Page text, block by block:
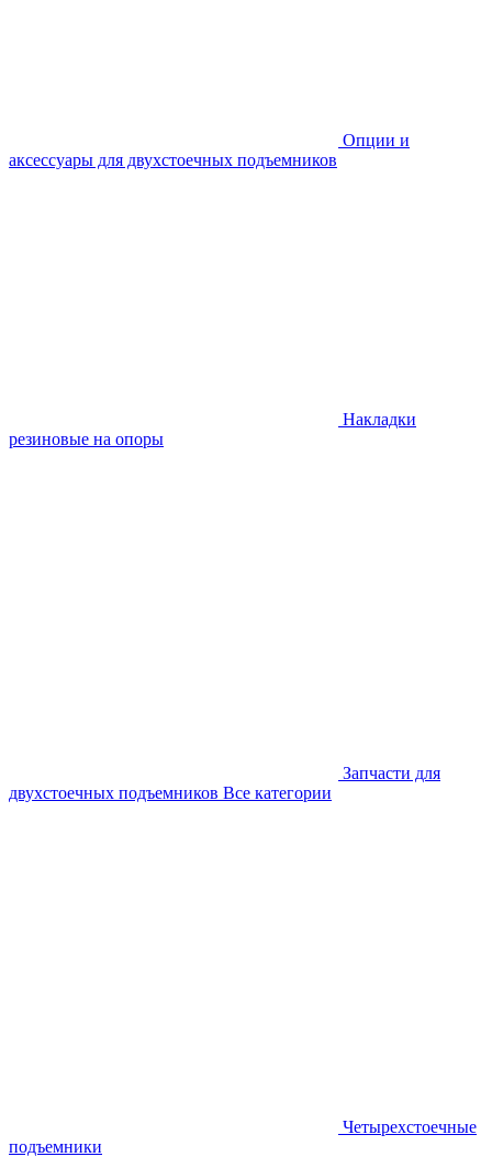
Опции и
аксессуары для двухстоечных подъемников
Накладки
резиновые на опоры
Запчасти для
двухстоечных подъемников Все категории
Четырехстоечные
подъемники